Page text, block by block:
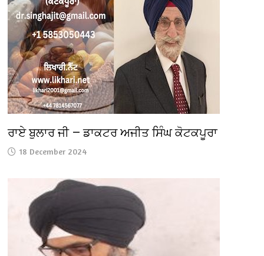
ਰਾਏ ਬੁਲਾਰ ਜੀ — ਡਾਕਟਰ ਅਜੀਤ ਸਿੰਘ ਕੋਟਕਪੂਰਾ
18 December 2024